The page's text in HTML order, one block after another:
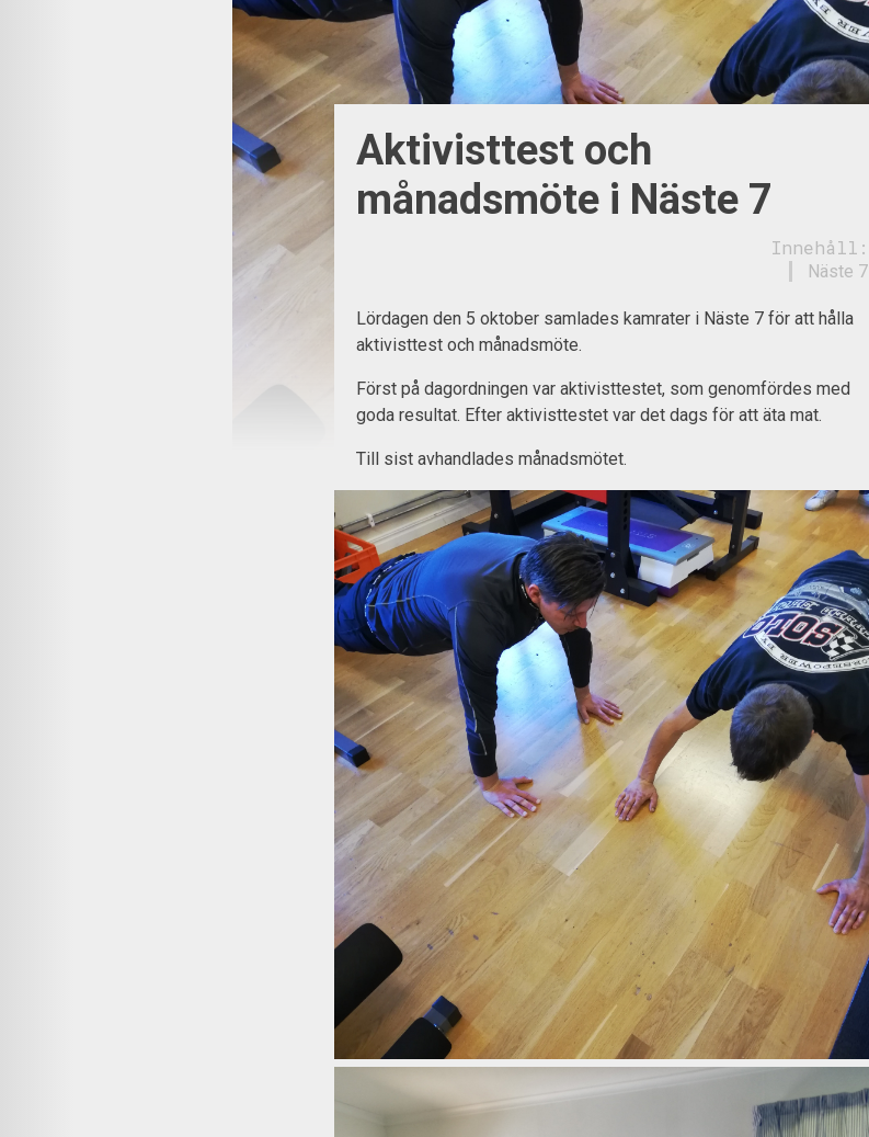
Aktivisttest och
månadsmöte i Näste 7
Innehåll:
Näste 7
Lördagen den 5 oktober samlades kamrater i Näste 7 för att hålla
aktivisttest och månadsmöte.
Först på dagordningen var aktivisttestet, som genomfördes med
goda resultat. Efter aktivisttestet var det dags för att äta mat.
Till sist avhandlades månadsmötet.